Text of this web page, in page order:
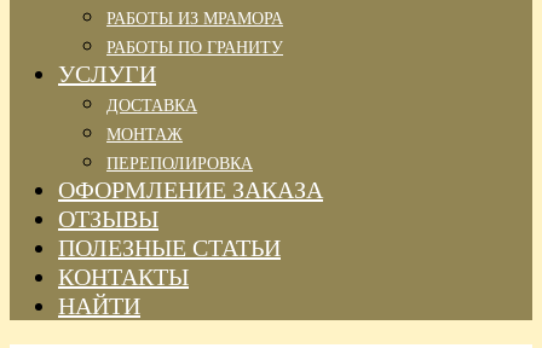
РАБОТЫ ИЗ МРАМОРА
РАБОТЫ ПО ГРАНИТУ
УСЛУГИ
ДОСТАВКА
МОНТАЖ
ПЕРЕПОЛИРОВКА
ОФОРМЛЕНИЕ ЗАКАЗА
ОТЗЫВЫ
ПОЛЕЗНЫЕ СТАТЬИ
КОНТАКТЫ
НАЙТИ